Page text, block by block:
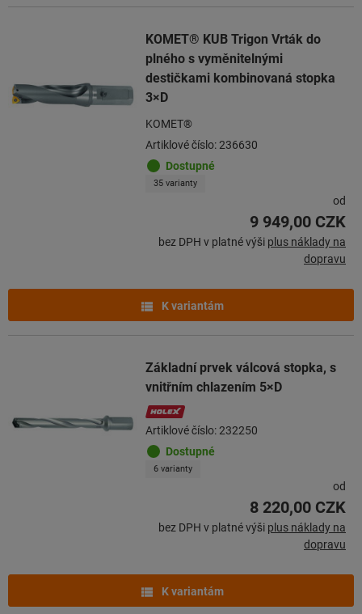
KOMET® KUB Trigon Vrták do
plného s vyměnitelnými
destičkami kombinovaná stopka
3×D
KOMET®
Artiklové číslo: 236630
Dostupné
35 varianty
od
9 949,00 CZK
bez DPH v platné výši plus náklady na
dopravu
K variantám
Základní prvek válcová stopka, s
vnitřním chlazením 5×D
Artiklové číslo: 232250
Dostupné
6 varianty
od
8 220,00 CZK
bez DPH v platné výši plus náklady na
dopravu
K variantám